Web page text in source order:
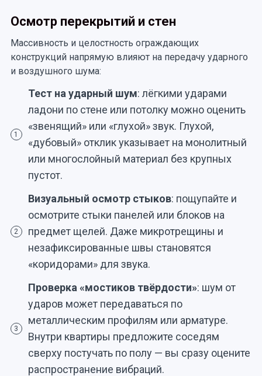
Осмотр перекрытий и стен
Массивность и целостность ограждающих
конструкций напрямую влияют на передачу ударного
и воздушного шума:
1
Тест на ударный шум: лёгкими ударами
ладони по стене или потолку можно оценить
«звенящий» или «глухой» звук. Глухой,
«дубовый» отклик указывает на монолитный
или многослойный материал без крупных
пустот.
2
Визуальный осмотр стыков: пощупайте и
осмотрите стыки панелей или блоков на
предмет щелей. Даже микротрещины и
незафиксированные швы становятся
«коридорами» для звука.
3
Проверка «мостиков твёрдости»: шум от
ударов может передаваться по
металлическим профилям или арматуре.
Внутри квартиры предложите соседям
сверху постучать по полу — вы сразу оцените
распространение вибраций.